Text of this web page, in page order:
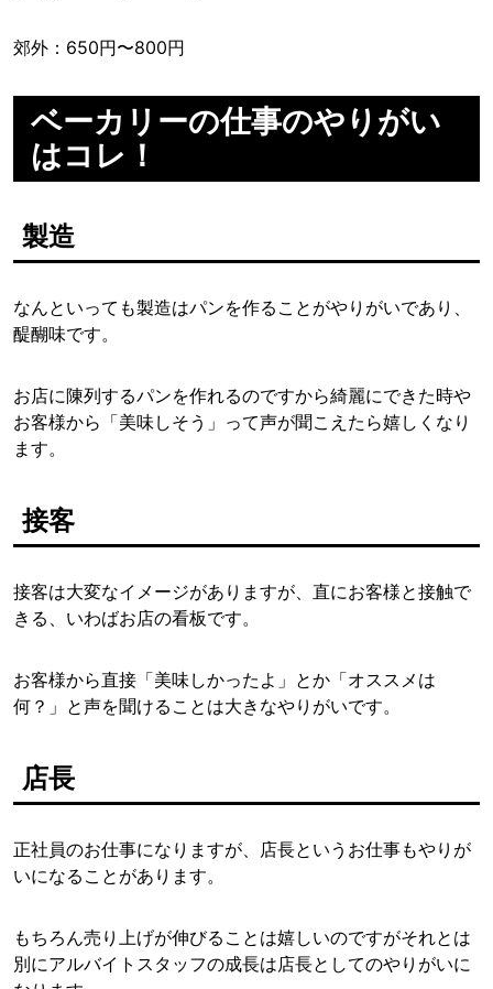
郊外：650円〜800円
ベーカリーの仕事のやりがい
はコレ！
製造
なんといっても製造はパンを作ることがやりがいであり、
醍醐味です。
お店に陳列するパンを作れるのですから綺麗にできた時や
お客様から「美味しそう」って声が聞こえたら嬉しくなり
ます。
接客
接客は大変なイメージがありますが、直にお客様と接触で
きる、いわばお店の看板です。
お客様から直接「美味しかったよ」とか「オススメは
何？」と声を聞けることは大きなやりがいです。
店長
正社員のお仕事になりますが、店長というお仕事もやりが
いになることがあります。
もちろん売り上げが伸びることは嬉しいのですがそれとは
別にアルバイトスタッフの成長は店長としてのやりがいに